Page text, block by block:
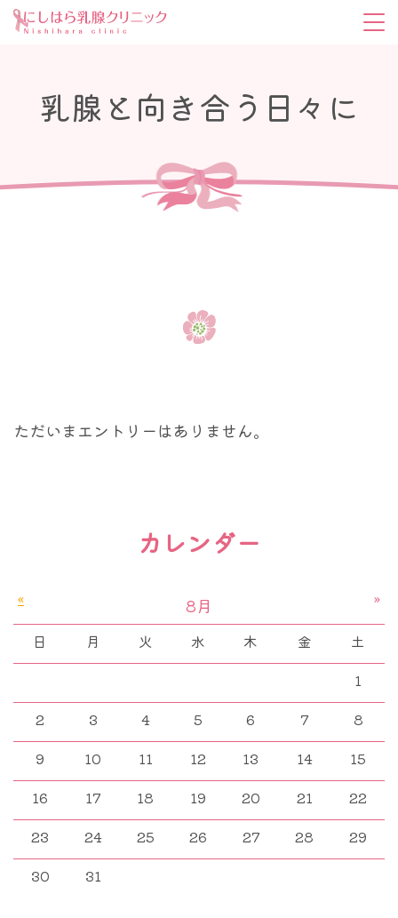
乳腺と向き合う日々に
ただいまエントリーはありません。
カレンダー
« 8月 »
日 月 火 水 木 金
土
1
2
3 4 5 6 7
8
9
10 11 12 13 14
15
16
17 18 19 20 21
22
23
24 25 26 27 28
29
30
31